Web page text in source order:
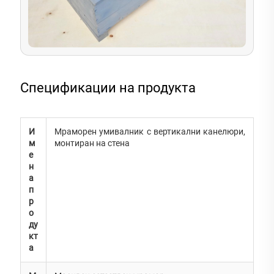
Спецификации на продукта
И
м
е
н
а
п
р
о
ду
кт
а
Мраморен умивалник с вертикални канелюри,
монтиран на стена